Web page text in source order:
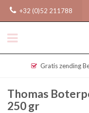
+32 (0)52 211788
Gratis zending
Thomas
250 gr